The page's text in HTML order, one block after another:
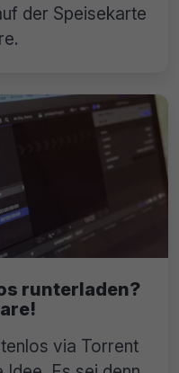
der Speisekarte
runterladen?
via Torrent